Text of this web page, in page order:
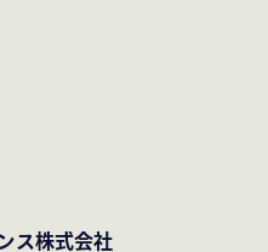
ス株式会社